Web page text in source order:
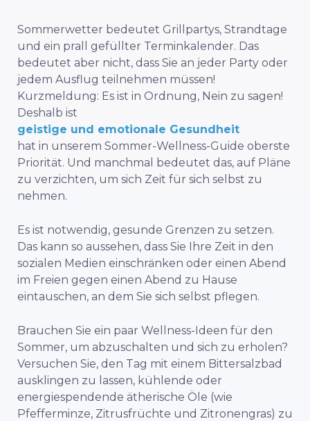
Sommerwetter bedeutet Grillpartys, Strandtage
und ein prall gefüllter Terminkalender. Das
bedeutet aber nicht, dass Sie an jeder Party oder
jedem Ausflug teilnehmen müssen!
Kurzmeldung: Es ist in Ordnung, Nein zu sagen!
Deshalb ist
geistige und emotionale Gesundheit
hat in unserem Sommer-Wellness-Guide oberste
Priorität. Und manchmal bedeutet das, auf Pläne
zu verzichten, um sich Zeit für sich selbst zu
nehmen.
Es ist notwendig, gesunde Grenzen zu setzen.
Das kann so aussehen, dass Sie Ihre Zeit in den
sozialen Medien einschränken oder einen Abend
im Freien gegen einen Abend zu Hause
eintauschen, an dem Sie sich selbst pflegen.
Brauchen Sie ein paar Wellness-Ideen für den
Sommer, um abzuschalten und sich zu erholen?
Versuchen Sie, den Tag mit einem Bittersalzbad
ausklingen zu lassen, kühlende oder
energiespendende ätherische Öle (wie
Pfefferminze, Zitrusfrüchte und Zitronengras) zu